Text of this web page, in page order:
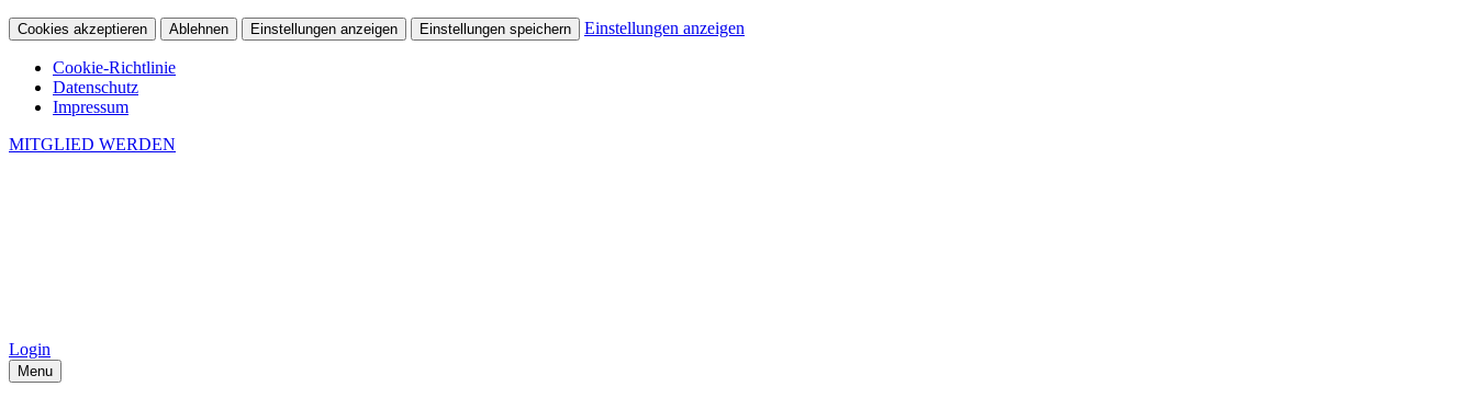
Cookies akzeptieren Ablehnen Einstellungen anzeigen Einstellungen speichern Einstellungen anzeigen
Cookie-Richtlinie
Datenschutz
Impressum
MITGLIED WERDEN
Login
Menu